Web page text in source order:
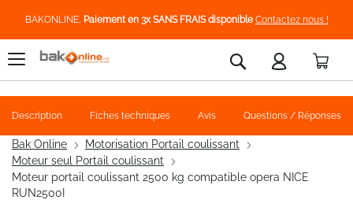
BAKONLINE, Paiement en 3x SANS FRAIS disponible Contactez nous !
Rechercher
Bak Online
Motorisation Portail coulissant
Moteur seul Portail coulissant
Moteur portail coulissant 2500 kg compatible opera NICE
RUN2500I
Description Fiches techniques Avis Questions / Réponses